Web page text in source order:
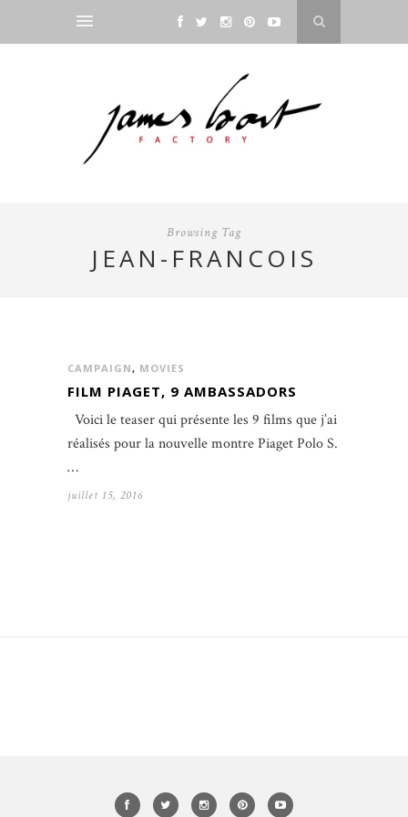
Browsing Tag
JEAN-FRANCOIS
CAMPAIGN, MOVIES
FILM PIAGET, 9 AMBASSADORS
Voici le teaser qui présente les 9 films que j’ai
réalisés pour la nouvelle montre Piaget Polo S.
…
juillet 15, 2016